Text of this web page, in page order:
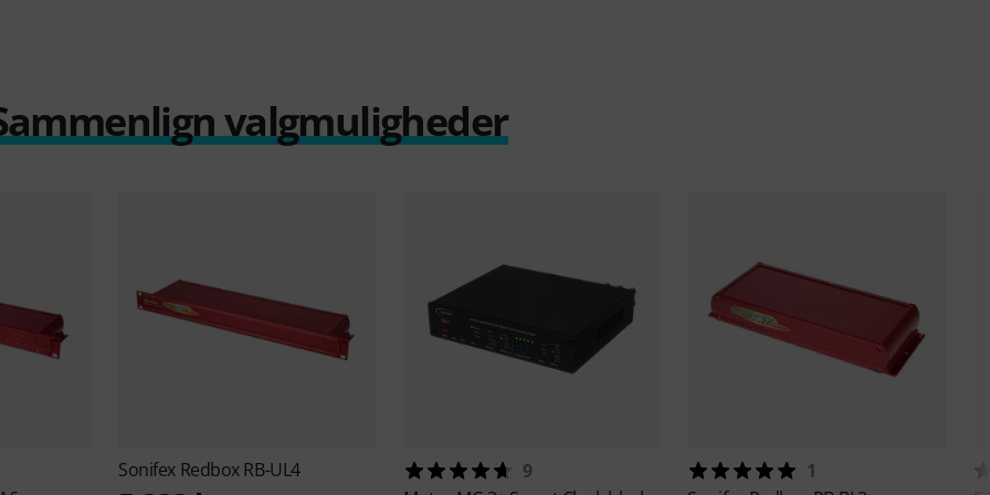
valgmuligheder
Sonifex Redbox RB-UL4
9
1